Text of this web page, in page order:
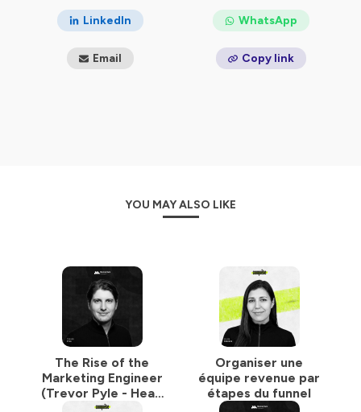
LinkedIn WhatsApp
Email Copy link
YOU MAY ALSO LIKE
The Rise of the
Marketing Engineer
(Trevor Pyle - Head
of Marketing
Organiser une
équipe revenue par
étapes du funnel